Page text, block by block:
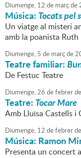
Diumenge, 12 de marçde
Música: Tocats pel
Un viatge al misteri
amb la poanista Ruth
Diumenge, 5 de marçde
Teatre familiar:
De Festuc Teatre
Diumenge,26 defebrerde
Teatre: Tocar Mare
Amb Lluïsa Castells i
Diumenge, 12 defebrerde
Música: Ramon
Presenta un concert